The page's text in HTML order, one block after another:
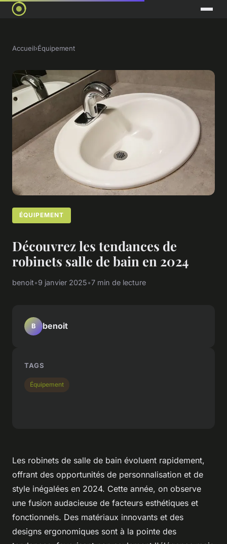
Accueil›Équipement
ÉQUIPEMENT
Découvrez les tendances de
robinets salle de bain en 2024
benoit•9 janvier 2025•7 min de lecture
Les robinets de salle de bain évoluent rapidement,
offrant des opportunités de personnalisation et de
style inégalées en 2024. Cette année, on observe
une fusion audacieuse de facteurs esthétiques et
fonctionnels. Des matériaux innovants et des
designs ergonomiques sont à la pointe des
B benoit
TAGS
Équipement